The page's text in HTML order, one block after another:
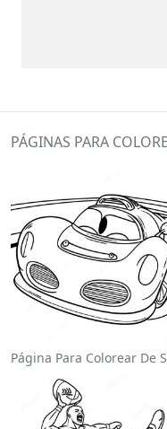
PÁGINAS PARA